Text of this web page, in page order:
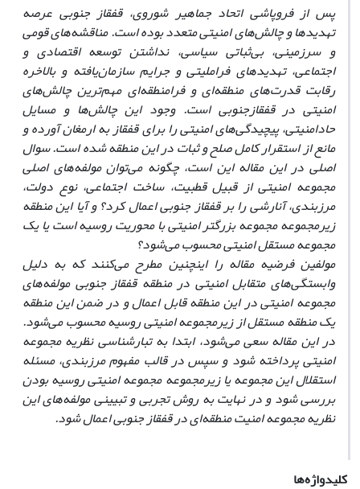
پس از فروپاشی اتحاد جماهیر شوروی، قفقاز جنوبی عرصه
تهدیدها و چالش‌های امنیتی متعدد بوده است. مناقشه‌های قومی
و سرزمینی، بی‌ثباتی سیاسی، نداشتن توسعه اقتصادی و
اجتماعی، تهدید‌های فراملیتی و جرایم سازمان‌یافته و بالاخره
رقابت قدرت‌های منطقه‌ای و فرامنطقه‌ای مهم‌ترین چالش‌های
امنیتی در قفقازجنوبی است. وجود این چالش‌ها و مسایل
حادامنیتی، پیچیدگی‌های امنیتی را برای قفقاز به ارمغان آورده و
مانع از استقرار کامل صلح و ثبات در این منطقه شده است. سوال
اصلی در این مقاله این است، چگونه می‌توان مولفه‌های اصلی
مجموعه امنیتی از قبیل قطبیت، ساخت اجتماعی، نوع دولت،
مرزبندی، آنارشی را بر قفقاز جنوبی اعمال کرد؟ و آیا این منطقه
زیرمجموعه مجموعه بزرگتر امنیتی با محوریت روسیه است یا یک
مجموعه مستقل امنیتی محسوب می‌شود؟
مولفین فرضیه مقاله را اینچنین مطرح می‌کنند که به دلیل
وابستگی‌های متقابل امنیتی در منطقه قفقاز جنوبی مولفه‌های
مجموعه امنیتی در این منطقه قابل اعمال و در ضمن این منطقه
یک منطقه مستقل از زیرمجموعه امنیتی روسیه محسوب می‌شود.
در این مقاله سعی می‌شود، ابتدا به تبارشناسی نظریه مجموعه
امنیتی پرداخته شود و سپس در قالب مفهوم مرزبندی، مسئله
استقلال این مجموعه یا زیرمجموعه مجموعه امنیتی روسیه بودن
بررسی شود و در نهایت به روش تجربی و تبیینی مولفه‌های این
نظریه مجموعه امنیت منطقه‌ای در قفقاز جنوبی اعمال‌شود.
کلیدواژه‌ها